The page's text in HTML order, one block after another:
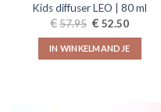
Kids diffuser LEO | 80 ml
€57.95 Oorspronkelijke
prijs
was:
€57.95.
€ 52.50Huidige
is:
€52.50.
IN WINKELMANDJE